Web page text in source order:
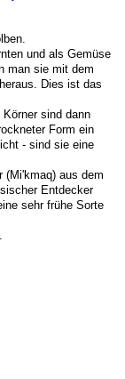
und als Gemüse
man sie mit dem
Dies ist das
sind dann
Form ein
- sind sie eine
(Mi'kmaq) aus dem
Entdecker
sehr frühe Sorte